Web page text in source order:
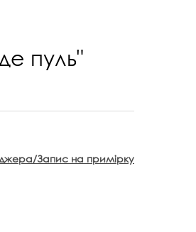
пуль"
Запис на примірку